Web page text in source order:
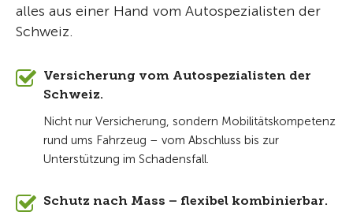
alles aus einer Hand vom Autospezialisten der
Schweiz.
Versicherung vom Autospezialisten der
Schweiz.
Nicht nur Versicherung, sondern Mobilitätskompetenz
rund ums Fahrzeug – vom Abschluss bis zur
Unterstützung im Schadensfall.
Schutz nach Mass – flexibel kombinierbar.